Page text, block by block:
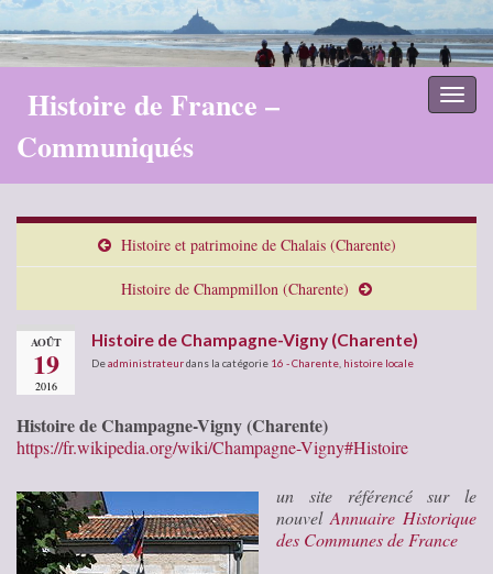
Histoire de France –
Communiqués
Histoire et patrimoine de Chalais (Charente)
Histoire de Champmillon (Charente)
AOÛT
19
2016
Histoire de Champagne-Vigny (Charente)
Deadministrateurdans la catégorie 16 - Charente histoire locale
Histoire de Champagne-Vigny (Charente)
https://fr.wikipedia.org/wiki/Champagne-Vigny#Histoire
un site référencé sur le
nouvel Annuaire Historique
des Communes de France